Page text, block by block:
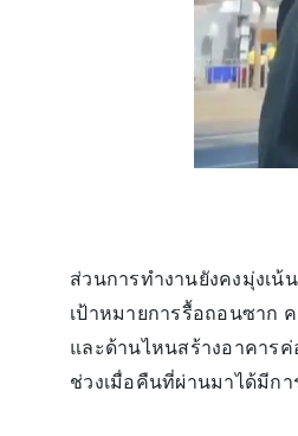
ส่วนการทำงานยังคงมุ่งเ
เป้าหมายการรื้อถอนซาก
และด้านไหนสร้างอาคาร
ช่วงเมื่อคืนที่ผ่านมาได้มีก